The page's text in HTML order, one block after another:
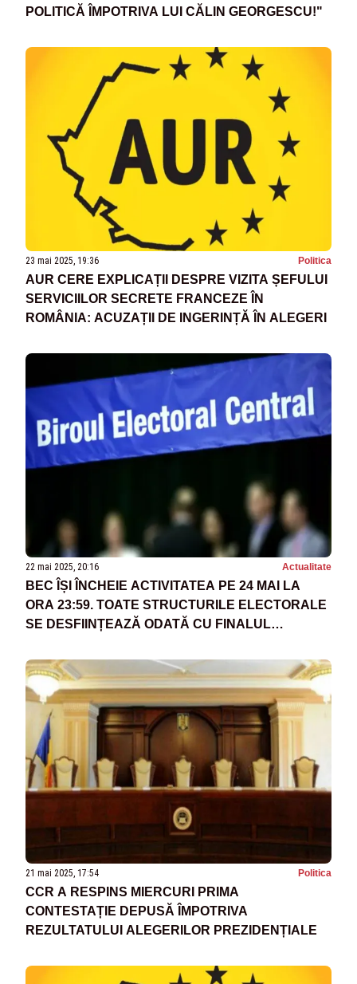
POLITICĂ ÎMPOTRIVA LUI CĂLIN GEORGESCU!"
23 mai 2025, 19:36 Politica
AUR CERE EXPLICAȚII DESPRE VIZITA ȘEFULUI
SERVICIILOR SECRETE FRANCEZE ÎN
ROMÂNIA: ACUZAȚII DE INGERINȚĂ ÎN ALEGERI
22 mai 2025, 20:16 Actualitate
BEC ÎȘI ÎNCHEIE ACTIVITATEA PE 24 MAI LA
ORA 23:59. TOATE STRUCTURILE ELECTORALE
SE DESFIINȚEAZĂ ODATĂ CU FINALUL
21 mai 2025, 17:54 Politica
CCR A RESPINS MIERCURI PRIMA
CONTESTAȚIE DEPUSĂ ÎMPOTRIVA
REZULTATULUI ALEGERILOR PREZIDENȚIALE